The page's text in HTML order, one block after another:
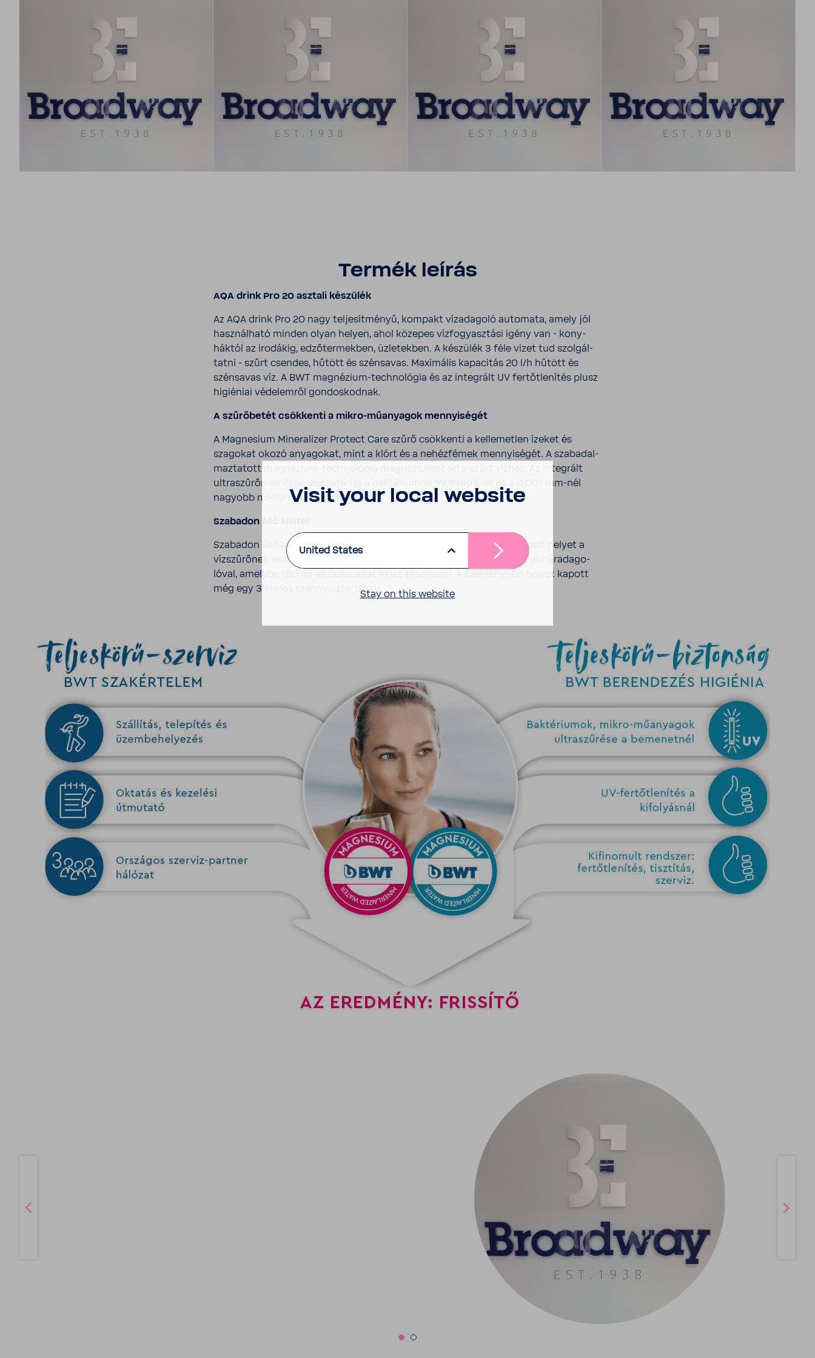
Termék leírás
AQA drink Pro 20 asztali készülék
Az AQA drink Pro 20 nagy telje­sít­ményű, kompakt vízada­goló auto­mata, amely jól
hasz­nál­ható minden olyan helyen, ahol közepes vízfo­gyasz­tási igény van - kony­
háktól az irodákig, edző­ter­mekben, üzle­tekben. A készülék 3 féle vizet tud szol­gál­
tatni - szűrt csendes, hűtött és szén­savas. Maxi­mális kapa­citás 20 l/h hűtött és
szén­savas víz. A BWT magnézium-​technológia és az integ­rált UV fertőt­le­nítés plusz
higi­é­niai véde­lemről gondos­kodnak.
A szűrő­betét csök­kenti a mikro-​műanyagok mennyi­ségét
A Magne­sium Mine­ra­lizer Protect Care szűrő csök­kenti a kelle­metlen ízeket és
szagokat okozó anya­gokat, mint a klórt és a nehéz­fémek mennyi­ségét. A szaba­dal­
maz­ta­tott magnézium-​technológia magné­zi­umot ad a szűrt vízhez. Az integ­rált
ultra­szű­rő­membrán vissza­tartja a bakté­ri­umok 99,9999%-át és a 0,001 mm-​nél
nagyobb mikro-​műanyagokat.
Szabadon álló kivitel
Szabadon álló kivi­telben az AQA drink Pro 20 lába­zati szek­rénye biztosít helyet a
vízszű­rőnek és a CO2 palacknak. Ez a készülék rendel­kezik beépí­tett pohár­ada­go­
lóval, amelybe 180 ml-es poha­rakat lehet elhe­lyezni. A szek­rényben helyet kapott
még egy 3 literes szenny­víz­tar­tály is.
Visit your local website
United States
Stay on this website